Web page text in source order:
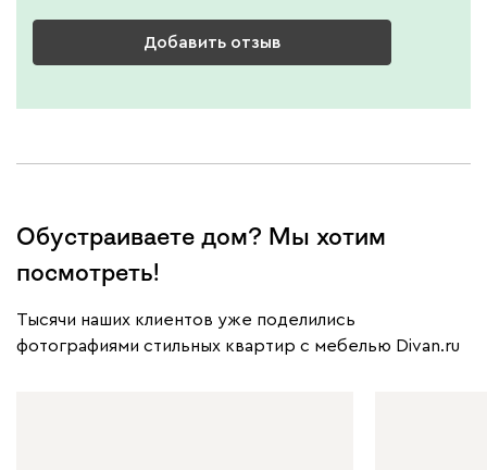
Добавить отзыв
Обустраиваете дом? Мы хотим
посмотреть!
Тысячи наших клиентов уже поделились
фотографиями стильных квартир с мебелью Divan.ru